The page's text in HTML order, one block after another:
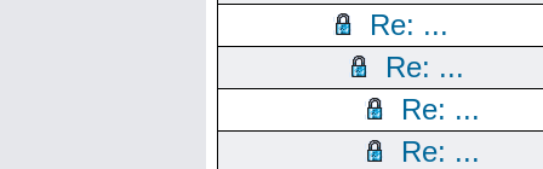
Re: ...
Re: ...
Re: ...
Re: ...